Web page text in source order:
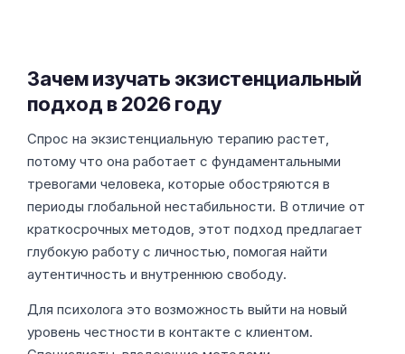
Зачем изучать экзистенциальный
подход в 2026 году
Спрос на экзистенциальную терапию растет,
потому что она работает с фундаментальными
тревогами человека, которые обостряются в
периоды глобальной нестабильности. В отличие от
краткосрочных методов, этот подход предлагает
глубокую работу с личностью, помогая найти
аутентичность и внутреннюю свободу.
Для психолога это возможность выйти на новый
уровень честности в контакте с клиентом.